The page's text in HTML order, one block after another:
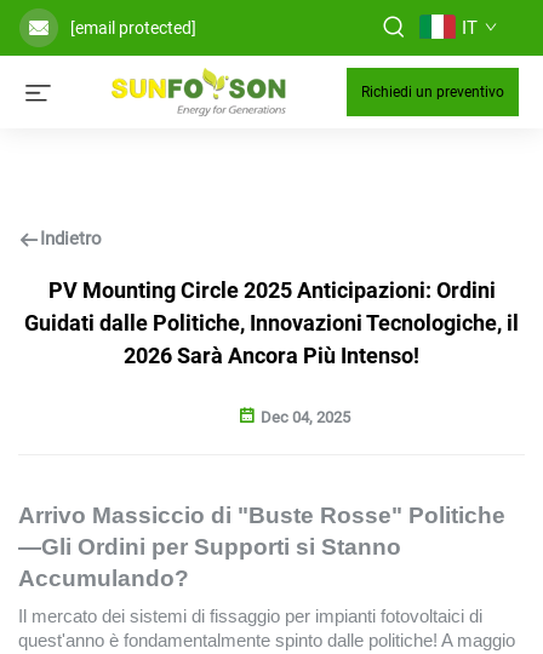
[email protected] IT
Richiedi un preventivo
Indietro
PV Mounting Circle 2025 Anticipazioni: Ordini
Guidati dalle Politiche, Innovazioni Tecnologiche, il
2026 Sarà Ancora Più Intenso!
Dec 04, 2025
Arrivo Massiccio di "Buste Rosse" Politiche
—Gli Ordini per Supporti si Stanno
Accumulando?
Il mercato dei sistemi di fissaggio per impianti fotovoltaici di
quest'anno è fondamentalmente spinto dalle politiche! A maggio